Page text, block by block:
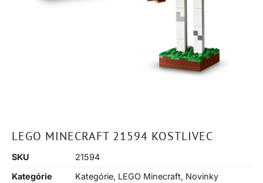
LEGO MINECRAFT 21594 KOSTLIVEC
SKU
21594
Kategórie
Kategórie, LEGO Minecraft, Novinky